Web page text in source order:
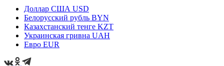
Доллар США USD
Белорусский рубль BYN
Казахстанский тенге KZT
Украинская гривна UAH
Евро EUR